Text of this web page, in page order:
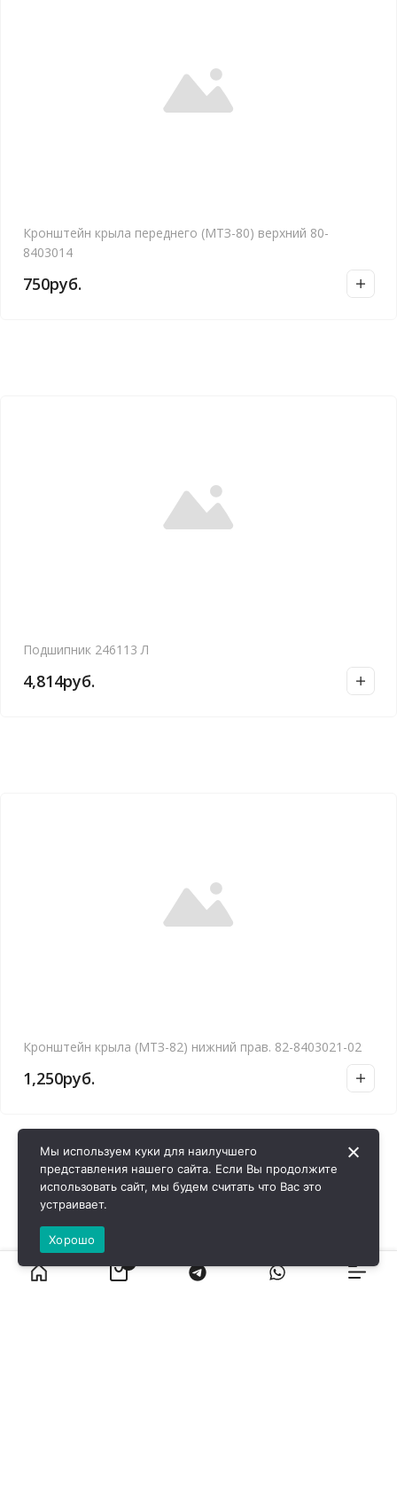
Кронштейн крыла переднего (МТЗ-80) верхний 80-
8403014
750руб.
Подшипник 246113 Л
4,814руб.
Кронштейн крыла (МТЗ-82) нижний прав. 82-8403021-02
1,250руб.
Мы используем куки для наилучшего
представления нашего сайта. Если Вы продолжите
использовать сайт, мы будем считать что Вас это
устраивает.
Хорошо